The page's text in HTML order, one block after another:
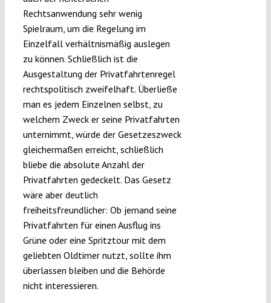
Rechtsanwendung sehr wenig
Spielraum, um die Regelung im
Einzelfall verhältnismäßig auslegen
zu können. Schließlich ist die
Ausgestaltung der Privatfahrtenregel
rechtspolitisch zweifelhaft. Überließe
man es jedem Einzelnen selbst, zu
welchem Zweck er seine Privatfahrten
unternimmt, würde der Gesetzeszweck
gleichermaßen erreicht, schließlich
bliebe die absolute Anzahl der
Privatfahrten gedeckelt. Das Gesetz
wäre aber deutlich
freiheitsfreundlicher: Ob jemand seine
Privatfahrten für einen Ausflug ins
Grüne oder eine Spritztour mit dem
geliebten Oldtimer nutzt, sollte ihm
überlassen bleiben und die Behörde
nicht interessieren.